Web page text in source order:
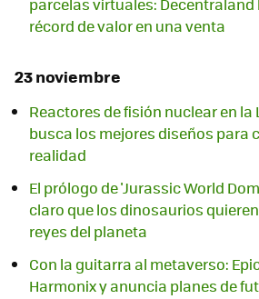
récord de valor en una venta
23 noviembre
Reactores de fisión nuclear en la
busca los mejores diseños para
realidad
El prólogo de 'Jurassic World
claro que los dinosaurios
reyes del planeta
Con la guitarra al metaverso:
Harmonix y anuncia planes de